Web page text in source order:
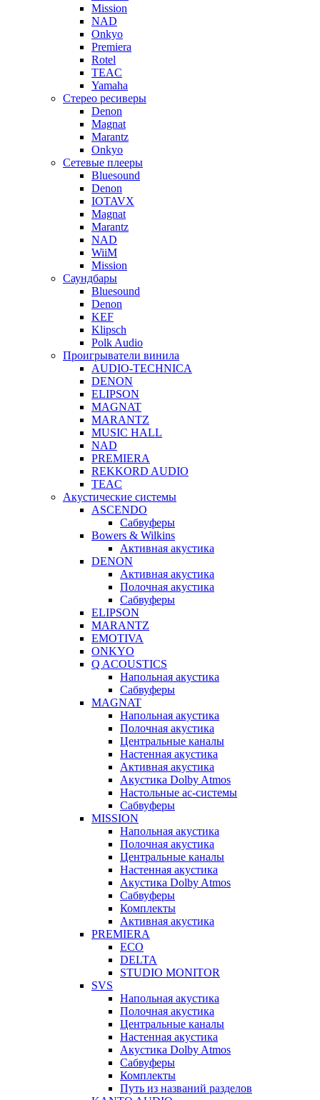
Mission
NAD
Onkyo
Premiera
Rotel
TEAC
Yamaha
Стерео ресиверы
Denon
Magnat
Marantz
Onkyo
Сетевые плееры
Bluesound
Denon
IOTAVX
Magnat
Marantz
NAD
WiiM
Mission
Саундбары
Bluesound
Denon
KEF
Klipsch
Polk Audio
Проигрыватели винила
AUDIO-TECHNICA
DENON
ELIPSON
MAGNAT
MARANTZ
MUSIC HALL
NAD
PREMIERA
REKKORD AUDIO
TEAC
Акустические системы
ASCENDO
Сабвуферы
Bowers & Wilkins
Активная акустика
DENON
Активная акустика
Полочная акустика
Сабвуферы
ELIPSON
MARANTZ
EMOTIVA
ONKYO
Q ACOUSTICS
Напольная акустика
Сабвуферы
MAGNAT
Напольная акустика
Полочная акустика
Центральные каналы
Настенная акустика
Активная акустика
Акустика Dolby Atmos
Настольные ас-системы
Сабвуферы
MISSION
Напольная акустика
Полочная акустика
Центральные каналы
Настенная акустика
Акустика Dolby Atmos
Сабвуферы
Комплекты
Активная акустика
PREMIERA
ECO
DELTA
STUDIO MONITOR
SVS
Напольная акустика
Полочная акустика
Центральные каналы
Настенная акустика
Акустика Dolby Atmos
Сабвуферы
Комплекты
Путь из названий разделов